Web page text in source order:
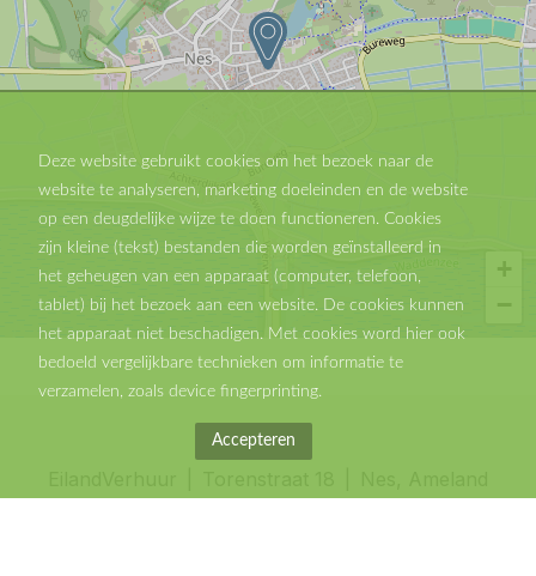
+
−
Deze website gebruikt cookies om het bezoek naar de
website te analyseren, marketing doeleinden en de website
op een deugdelijke wijze te doen functioneren. Cookies
zijn kleine (tekst) bestanden die worden geïnstalleerd in
het geheugen van een apparaat (computer, telefoon,
tablet) bij het bezoek aan een website. De cookies kunnen
het apparaat niet beschadigen. Met cookies word hier ook
bedoeld vergelijkbare technieken om informatie te
verzamelen, zoals device fingerprinting.
Accepteren